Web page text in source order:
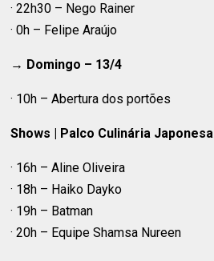
· 22h30 – Nego Rainer
· 0h – Felipe Araújo
→ Domingo – 13/4
· 10h – Abertura dos portões
Shows | Palco Culinária Japonesa
· 16h – Aline Oliveira
· 18h – Haiko Dayko
· 19h – Batman
· 20h – Equipe Shamsa Nureen